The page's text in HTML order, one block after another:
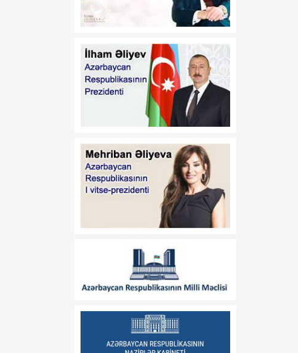
Vaşinqtondan başlayan
15:05
Cənubi Qafqazda
uzunmüddətli sülh və
iqtisadi inteqrasiyanın
14:48
07 Avqust
adamı qətlə yetirəndən
sonra intihar edib
07 Avqust
Bakıda keçiriləcək
Azərbaycan Beynəlxalq
İnvestisiya Forumu ilə
bağlı Təşkilat Komitəsi
13:26
07 Avqust
Deputat: ABŞ-də
paraflanan sülh sənədi
Cənubi Qafqazda yeni
əsasını qoyub
“Ayaks”ın sabiq baş
13:23